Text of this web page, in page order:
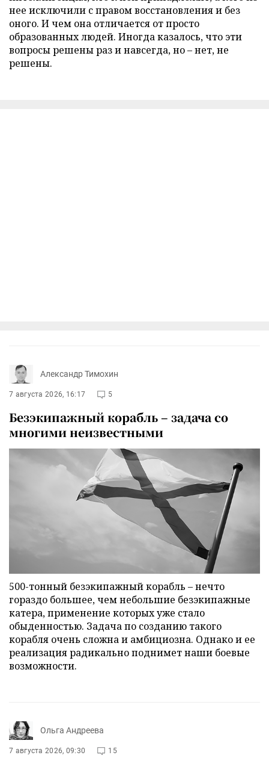
нее исключили с правом восстановления и без
оного. И чем она отличается от просто
образованных людей. Иногда казалось, что эти
вопросы решены раз и навсегда, но – нет, не
решены.
Александр Тимохин
7 августа 2026, 16:17 5
Безэкипажный корабль – задача со
многими неизвестными
500-тонный безэкипажный корабль – нечто
гораздо большее, чем небольшие безэкипажные
катера, применение которых уже стало
обыденностью. Задача по созданию такого
корабля очень сложна и амбициозна. Однако и ее
реализация радикально поднимет наши боевые
возможности.
Ольга Андреева
7 августа 2026, 09:30 15